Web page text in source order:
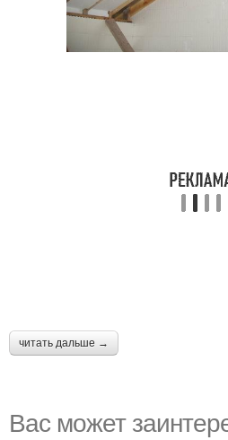
читать дальше →
Вас может